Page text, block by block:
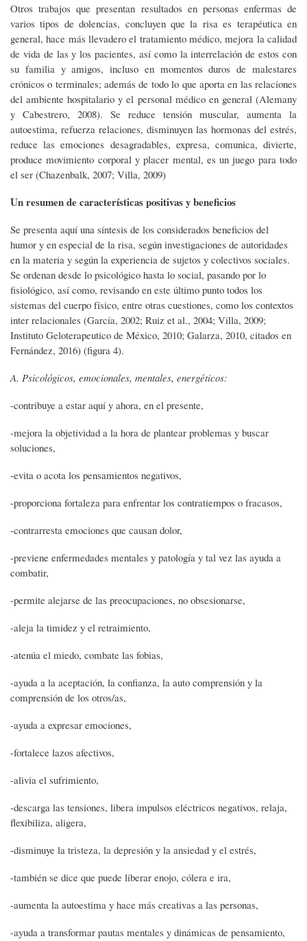
Otros trabajos que presentan resultados en personas enfermas de
varios tipos de dolencias, concluyen que la risa es terapéutica en
general, hace más llevadero el tratamiento médico, mejora la calidad
de vida de las y los pacientes, así como la interrelación de estos con
su familia y amigos, incluso en momentos duros de malestares
crónicos o terminales; además de todo lo que aporta en las relaciones
del ambiente hospitalario y el personal médico en general (Alemany
y Cabestrero, 2008). Se reduce tensión muscular, aumenta la
autoestima, refuerza relaciones, disminuyen las hormonas del estrés,
reduce las emociones desagradables, expresa, comunica, divierte,
produce movimiento corporal y placer mental, es un juego para todo
el ser (Chazenbalk, 2007; Villa, 2009)
Un resumen de características positivas y beneficios
Se presenta aquí una síntesis de los considerados beneficios del
humor y en especial de la risa, según investigaciones de autoridades
en la materia y según la experiencia de sujetos y colectivos sociales.
Se ordenan desde lo psicológico hasta lo social, pasando por lo
fisiológico, así como, revisando en este último punto todos los
sistemas del cuerpo físico, entre otras cuestiones, como los contextos
inter relacionales (García, 2002; Ruiz et al., 2004; Villa, 2009;
Instituto Geloterapeutico de México, 2010; Galarza, 2010, citados en
Fernández, 2016) (figura 4).
A. Psicológicos, emocionales, mentales, energéticos:
-contribuye a estar aquí y ahora, en el presente,
-mejora la objetividad a la hora de plantear problemas y buscar
soluciones,
-evita o acota los pensamientos negativos,
-proporciona fortaleza para enfrentar los contratiempos o fracasos,
-contrarresta emociones que causan dolor,
-previene enfermedades mentales y patología y tal vez las ayuda a
combatir,
-permite alejarse de las preocupaciones, no obsesionarse,
-aleja la timidez y el retraimiento,
-atenúa el miedo, combate las fobias,
-ayuda a la aceptación, la confianza, la auto comprensión y la
comprensión de los otros/as,
-ayuda a expresar emociones,
-fortalece lazos afectivos,
-alivia el sufrimiento,
-descarga las tensiones, libera impulsos eléctricos negativos, relaja,
flexibiliza, aligera,
-disminuye la tristeza, la depresión y la ansiedad y el estrés,
-también se dice que puede liberar enojo, cólera e ira,
-aumenta la autoestima y hace más creativas a las personas,
-ayuda a transformar pautas mentales y dinámicas de pensamiento,